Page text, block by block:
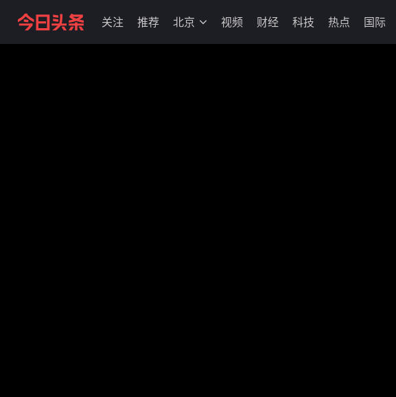
关注 推荐 北京 视频 财经 科技 热点 国际